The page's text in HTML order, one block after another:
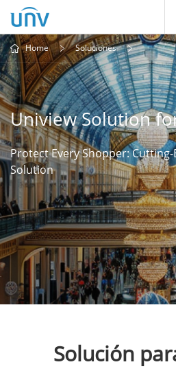
Home Soluciones
Uniview Solution
Protect Every Shopper: Cutting-
Solution
Solución